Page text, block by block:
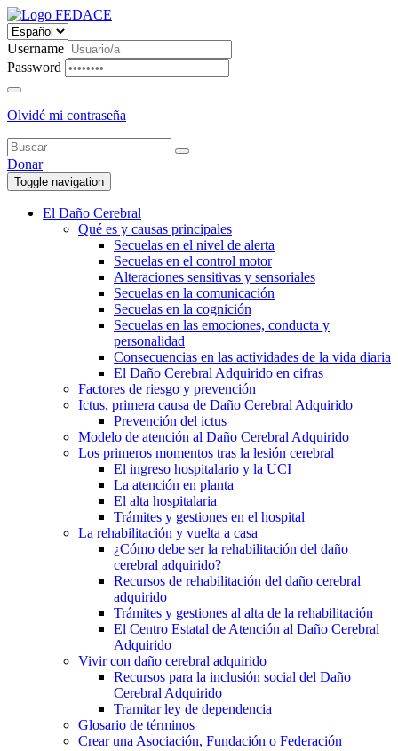
Username
Password
Olvidé mi contraseña
Donar
Toggle navigation
El Daño Cerebral
Qué es y causas principales
Secuelas en el nivel de alerta
Secuelas en el control motor
Alteraciones sensitivas y sensoriales
Secuelas en la comunicación
Secuelas en la cognición
Secuelas en las emociones, conducta y
personalidad
Consecuencias en las actividades de la vida diaria
El Daño Cerebral Adquirido en cifras
Factores de riesgo y prevención
Ictus, primera causa de Daño Cerebral Adquirido
Prevención del ictus
Modelo de atención al Daño Cerebral Adquirido
Los primeros momentos tras la lesión cerebral
El ingreso hospitalario y la UCI
La atención en planta
El alta hospitalaria
Trámites y gestiones en el hospital
La rehabilitación y vuelta a casa
¿Cómo debe ser la rehabilitación del daño
cerebral adquirido?
Recursos de rehabilitación del daño cerebral
adquirido
Trámites y gestiones al alta de la rehabilitación
El Centro Estatal de Atención al Daño Cerebral
Adquirido
Vivir con daño cerebral adquirido
Recursos para la inclusión social del Daño
Cerebral Adquirido
Tramitar ley de dependencia
Glosario de términos
Crear una Asociación, Fundación o Federación